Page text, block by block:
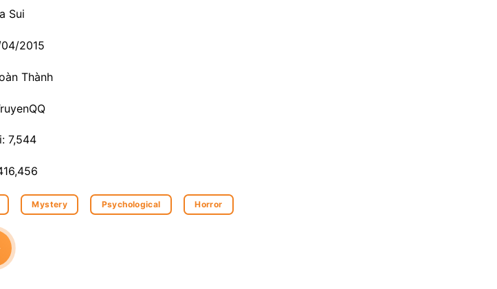
Sui
2015
Thành
7,544
Mystery Psychological Horror